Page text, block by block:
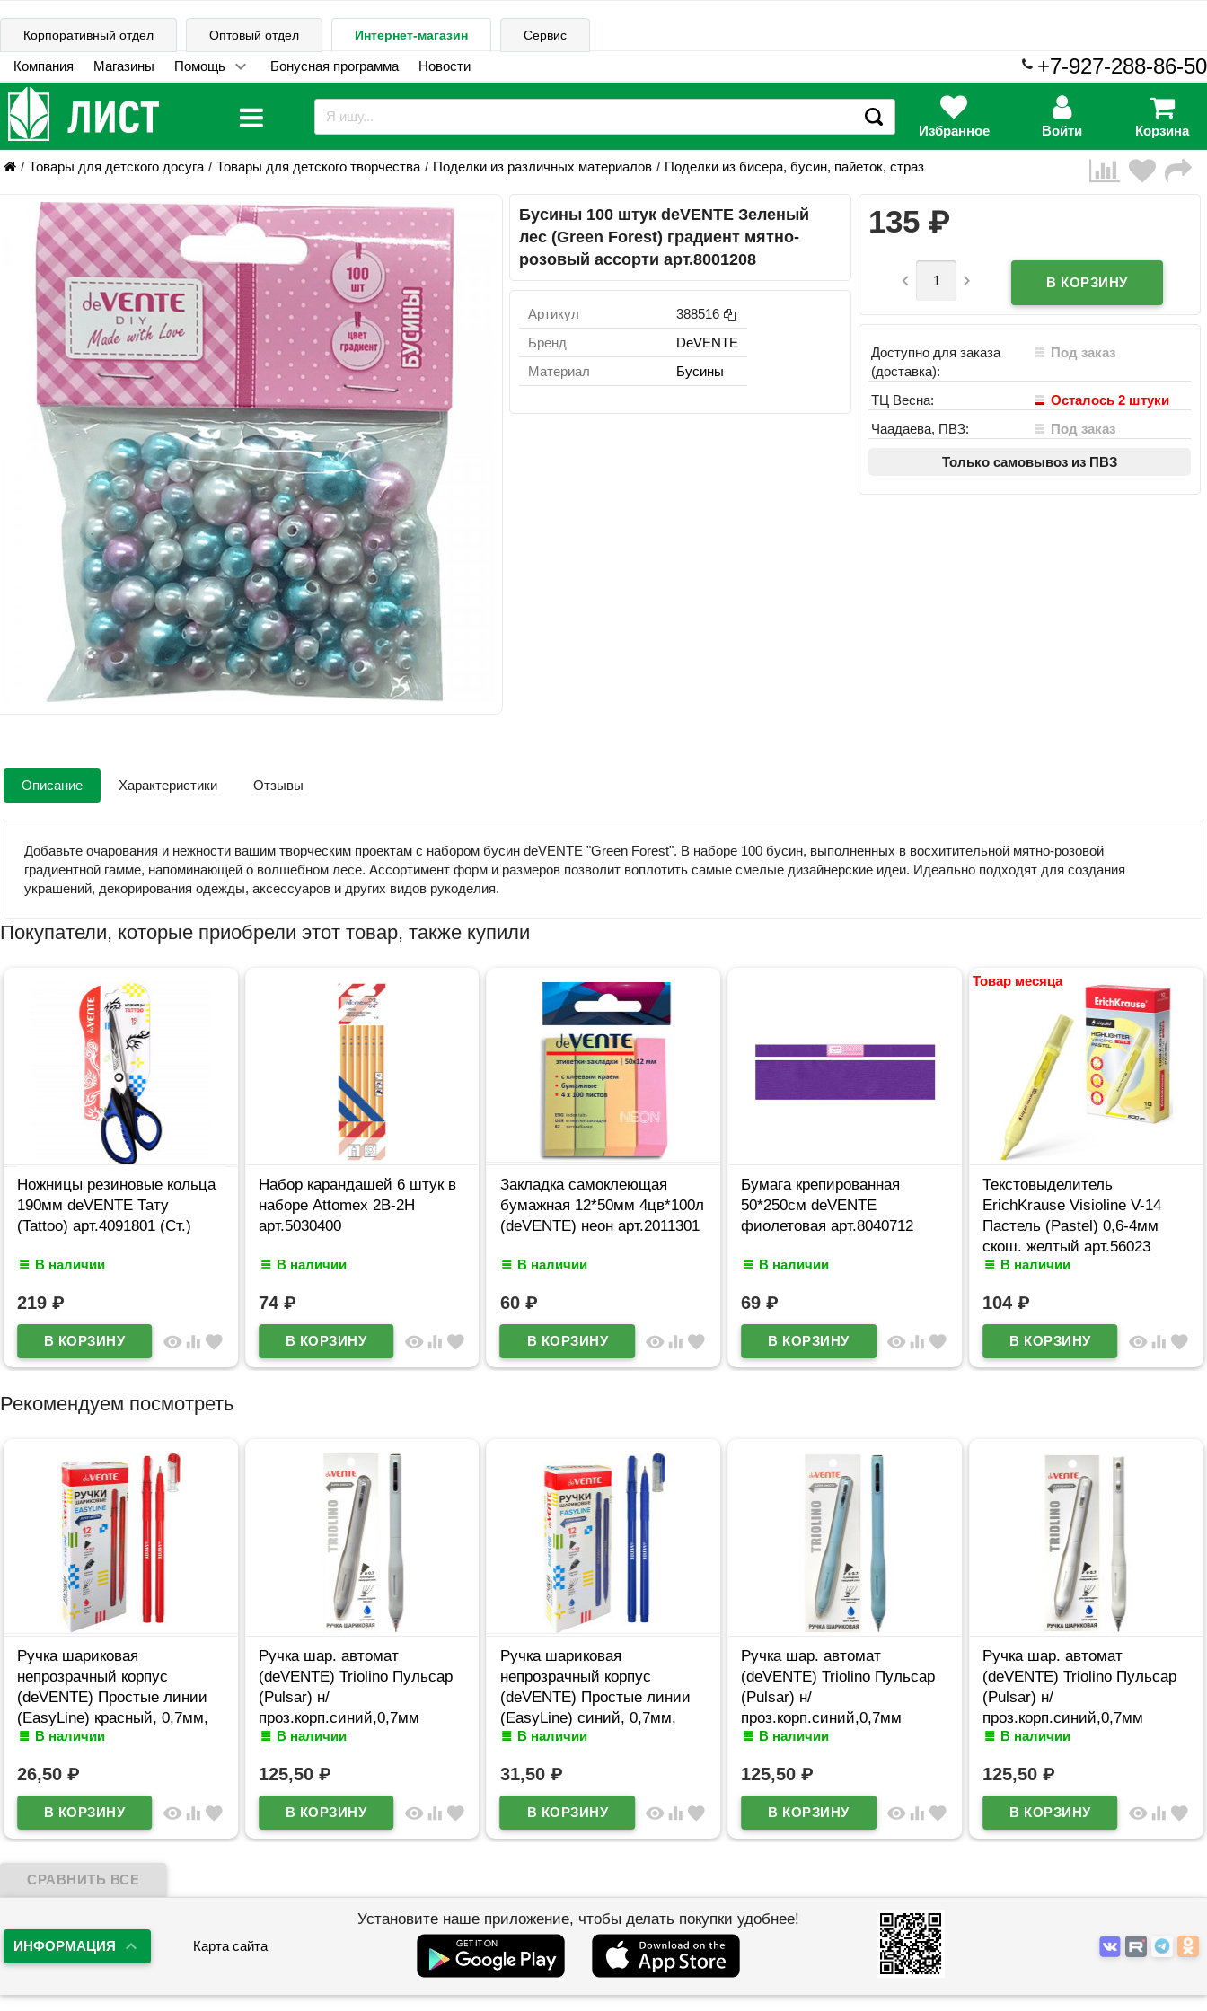
Корпоративный отдел Оптовый отдел Интернет-магазин Сервис
Компания Магазины Помощь Бонусная программа Новости +7-927-288-86-50
Избранное Войти Корзина
Товары для детского досуга Товары для детского творчества Поделки из различных материалов Поделки из бисера, бусин, пайеток, страз
Бусины 100 штук deVENTE Зеленый
лес (Green Forest) градиент мятно-
розовый ассорти арт.8001208
Артикул
388516
Бренд
DeVENTE
Материал
Бусины
135 ₽
 
Доступно для заказа
(доставка):
Под заказ
ТЦ Весна:
Осталось 2 штуки
Чаадаева, ПВЗ:
Под заказ
Только самовывоз из ПВЗ
Описание Характеристики Отзывы
Добавьте очарования и нежности вашим творческим проектам с набором бусин deVENTE "Green Forest". В наборе 100 бусин, выполненных в восхитительной мятно-розовой
градиентной гамме, напоминающей о волшебном лесе. Ассортимент форм и размеров позволит воплотить самые смелые дизайнерские идеи. Идеально подходят для создания
украшений, декорирования одежды, аксессуаров и других видов рукоделия.
Покупатели, которые приобрели этот товар, также купили
Ножницы резиновые кольца
190мм deVENTE Тату
(Tattoo) арт.4091801 (Ст.)
В наличии
219 ₽
visibility equalizer favorite
Набор карандашей 6 штук в
наборе Attomex 2B-2H
арт.5030400
В наличии
74 ₽
visibility equalizer favorite
Закладка самоклеющая
бумажная 12*50мм 4цв*100л
(deVENTE) неон арт.2011301
В наличии
60 ₽
visibility equalizer favorite
Бумага крепированная
50*250см deVENTE
фиолетовая арт.8040712
В наличии
69₽
visibility equalizer favorite
Товар месяца
Текстовыделитель
ErichKrause Visioline V-14
Пастель (Pastel) 0,6-4мм
скош. желтый арт.56023
(Ст.10)
В наличии
104₽
visibility equalizer favorite
Рекомендуем посмотреть
Ручка шариковая
непрозрачный корпус
(deVENTE) Простые линии
(EasyLine) красный, 0,7мм,
игла красный корпус
В наличии
26,50 ₽
visibility equalizer favorite
Ручка шар. автомат
(deVENTE) Triolino Пульсар
(Pulsar) н/
проз.корп.синий,0,7мм
арт.5070611 (Ст12)
В наличии
125,50 ₽
visibility equalizer favorite
Ручка шариковая
непрозрачный корпус
(deVENTE) Простые линии
(EasyLine) синий, 0,7мм,
игла синий корпус
В наличии
31,50 ₽
visibility equalizer favorite
Ручка шар. автомат
(deVENTE) Triolino Пульсар
(Pulsar) н/
проз.корп.синий,0,7мм
арт.5070610 (Ст12)
В наличии
125,50₽
visibility equalizer favorite
Ручка шар. автомат
(deVENTE) Triolino Пульсар
(Pulsar) н/
проз.корп.синий,0,7мм
арт.5070609 (Ст12)
В наличии
125,50₽
visibility equalizer favorite
ИНФОРМАЦИЯ Карта сайта
Установите наше приложение, чтобы делать покупки удобнее!